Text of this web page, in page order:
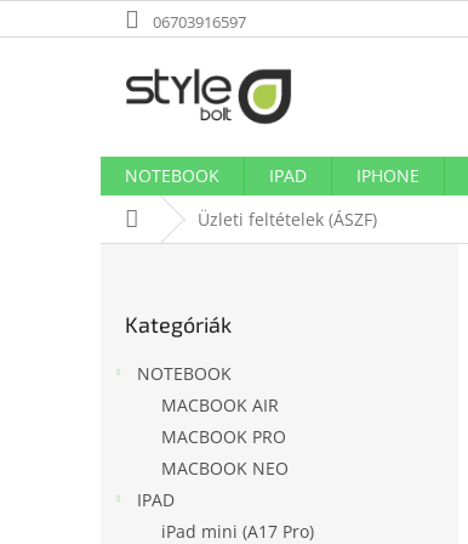
a
06703916597
NOTEBOOK IPAD IPHONE
KezdőlapÜzleti feltételek (ÁSZF)
átugrása
Kategóriák
NOTEBOOK
MACBOOK AIR
MACBOOK PRO
MACBOOK NEO
IPAD
iPad mini (A17 Pro)